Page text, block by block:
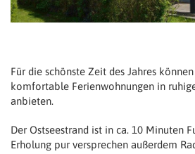
Für die schönste Zeit des Jahres
komfortable Ferienwohnungen in
anbieten.
Der Ostseestrand ist in ca. 10 Minuten
Erholung pur versprechen außerdem